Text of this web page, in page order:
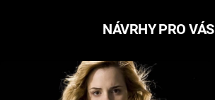
NÁVRHY PRO VÁS